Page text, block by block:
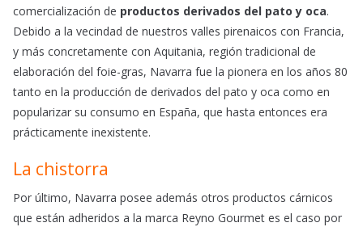
comercialización de productos derivados del pato y oca.
Debido a la vecindad de nuestros valles pirenaicos con Francia,
y más concretamente con Aquitania, región tradicional de
elaboración del foie-gras, Navarra fue la pionera en los años 80
tanto en la producción de derivados del pato y oca como en
popularizar su consumo en España, que hasta entonces era
prácticamente inexistente.
La chistorra
Por último, Navarra posee además otros productos cárnicos
que están adheridos a la marca Reyno Gourmet es el caso por